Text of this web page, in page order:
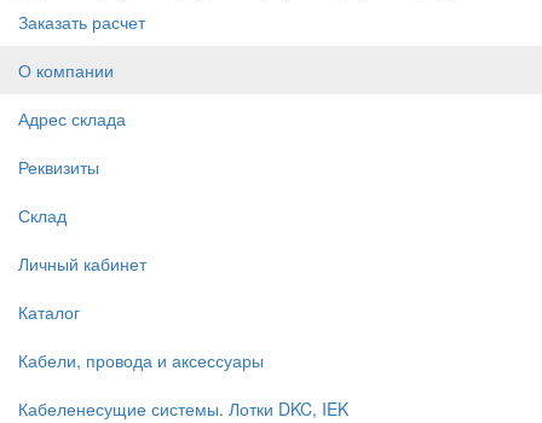
Заказать расчет
О компании
Адрес склада
Реквизиты
Склад
Личный кабинет
Каталог
Кабели, провода и аксессуары
Кабеленесущие системы. Лотки DKC, IEK